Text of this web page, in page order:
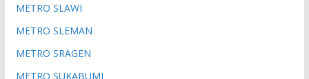
METRO SLAWI
METRO SLEMAN
METRO SRAGEN
METRO SUKABUMI